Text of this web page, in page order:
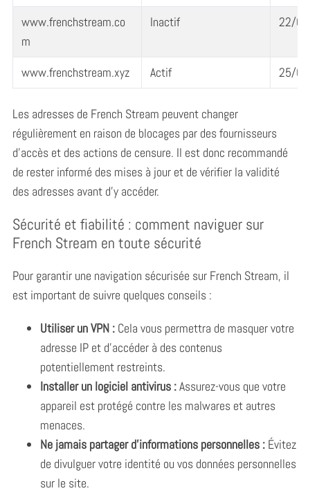
www.frenchstream.co
m
Inactif 22/
www.frenchstream.xyz Actif 25/
Les adresses de French Stream peuvent changer
régulièrement en raison de blocages par des fournisseurs
d’accès et des actions de censure. Il est donc recommandé
de rester informé des mises à jour et de vérifier la validité
des adresses avant d’y accéder.
Sécurité et fiabilité : comment naviguer sur
French Stream en toute sécurité
Pour garantir une navigation sécurisée sur French Stream, il
est important de suivre quelques conseils :
Utiliser un VPN :Cela vous permettra de masquer votre
adresse IP et d’accéder à des contenus
potentiellement restreints.
Installer un logiciel antivirus :Assurez-vous que votre
appareil est protégé contre les malwares et autres
menaces.
Ne jamais partager d’informations personnelles :Évitez
de divulguer votre identité ou vos données personnelles
sur le site.